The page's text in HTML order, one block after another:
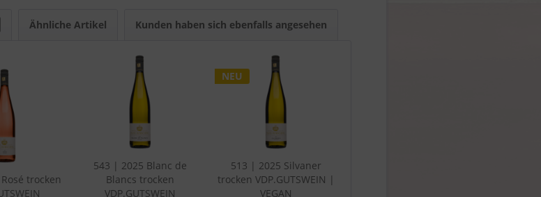
Ähnliche Artikel Kunden haben sich ebenfalls angesehen
trocken
543 | 2025 Blanc de
Blancs trocken
VDP.GUTSWEIN
NEU
513 | 2025 Silvaner
trocken VDP.GUTSWEIN |
VEGAN